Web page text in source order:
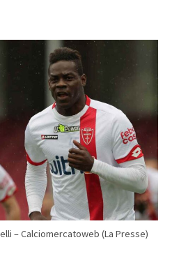
– Calciomercatoweb (La Presse)